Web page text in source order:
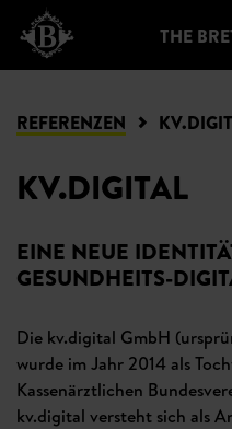
THE
REFERENZEN
KV.DIGITAL
EINE NEUE
GESUNDHEITS-
Die kv.digital GmbH
wurde im Jahr 2014 als
Kassenärztlichen
kv.digital versteht sich als